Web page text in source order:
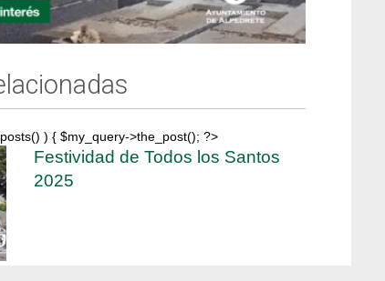
) { $my_query->the_post(); ?>
Festividad de Todos los Santos
2025